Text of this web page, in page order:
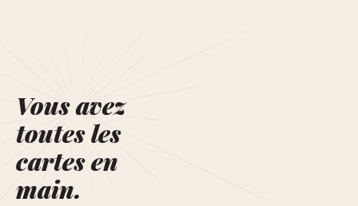
Vous avez
toutes les
cartes en
main.